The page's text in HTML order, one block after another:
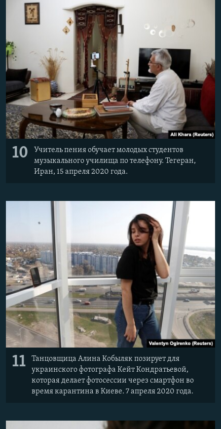
10
Учитель пения обучает молодых студентов
музыкального училища по телефону. Тегеран,
Иран, 15 апреля 2020 года.
11
Танцовщица Алина Кобыляк позирует для
украинского фотографа Кейт Кондратьевой,
которая делает фотосессии через смартфон во
время карантина в Киеве. 7 апреля 2020 года.